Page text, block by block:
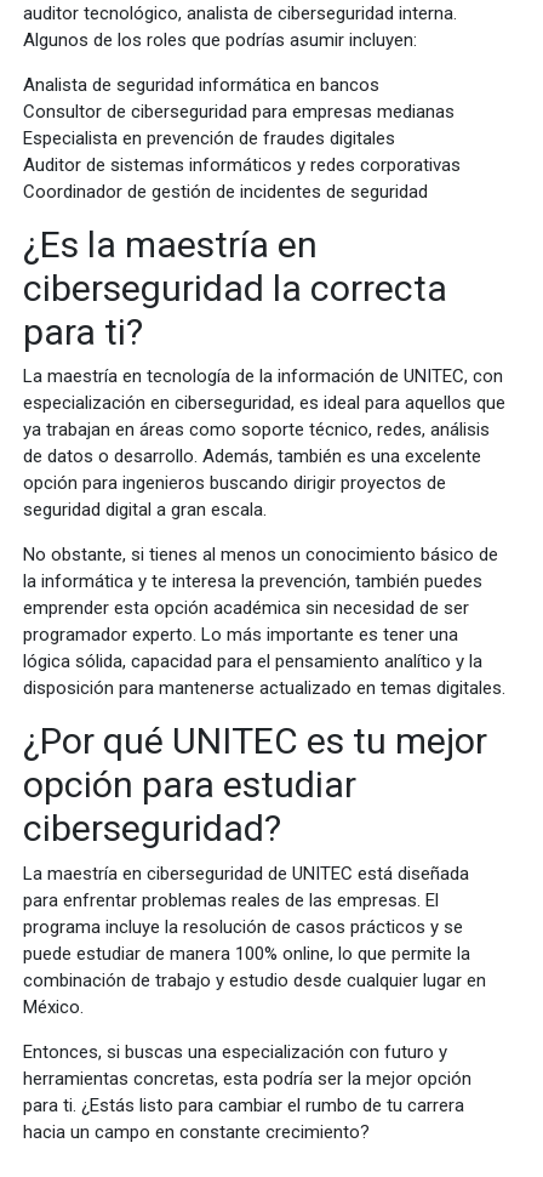
auditor tecnológico, analista de ciberseguridad interna.
Algunos de los roles que podrías asumir incluyen:
Analista de seguridad informática en bancos
Consultor de ciberseguridad para empresas medianas
Especialista en prevención de fraudes digitales
Auditor de sistemas informáticos y redes corporativas
Coordinador de gestión de incidentes de seguridad
¿Es la maestría en
ciberseguridad la correcta
para ti?
La maestría en tecnología de la información de UNITEC, con
especialización en ciberseguridad, es ideal para aquellos que
ya trabajan en áreas como soporte técnico, redes, análisis
de datos o desarrollo. Además, también es una excelente
opción para ingenieros buscando dirigir proyectos de
seguridad digital a gran escala.
No obstante, si tienes al menos un conocimiento básico de
la informática y te interesa la prevención, también puedes
emprender esta opción académica sin necesidad de ser
programador experto. Lo más importante es tener una
lógica sólida, capacidad para el pensamiento analítico y la
disposición para mantenerse actualizado en temas digitales.
¿Por qué UNITEC es tu mejor
opción para estudiar
ciberseguridad?
La maestría en ciberseguridad de UNITEC está diseñada
para enfrentar problemas reales de las empresas. El
programa incluye la resolución de casos prácticos y se
puede estudiar de manera 100% online, lo que permite la
combinación de trabajo y estudio desde cualquier lugar en
México.
Entonces, si buscas una especialización con futuro y
herramientas concretas, esta podría ser la mejor opción
para ti. ¿Estás listo para cambiar el rumbo de tu carrera
hacia un campo en constante crecimiento?